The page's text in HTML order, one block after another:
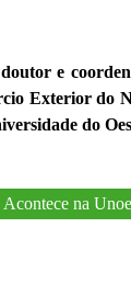
e
Exterior do
do
na